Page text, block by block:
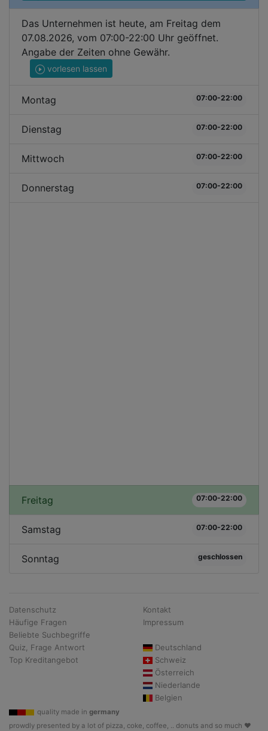
Das Unternehmen ist heute, am Freitag dem
07.08.2026, vom 07:00-22:00 Uhr geöffnet.
Angabe der Zeiten ohne Gewähr.
vorlesen lassen
Montag 07:00-22:00
Dienstag 07:00-22:00
Mittwoch 07:00-22:00
Donnerstag 07:00-22:00
Freitag 07:00-22:00
Samstag 07:00-22:00
Sonntag geschlossen
Datenschutz
Häufige Fragen
Beliebte Suchbegriffe
Quiz, Frage Antwort
Top Kreditangebot
Kontakt
Impressum
Deutschland
Schweiz
Österreich
Niederlande
Belgien
quality made in germany
prowdly presented by a lot of pizza, coke, coffee, .. donuts and so much ♥